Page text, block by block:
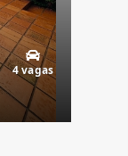
4 vagas